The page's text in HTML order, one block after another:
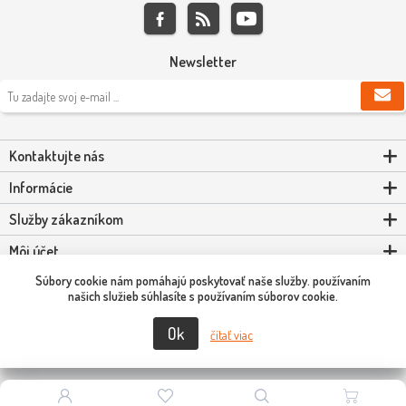
Newsletter
Kontaktujte nás
Informácie
Služby zákazníkom
Môj účet
Powered bynopCommerce
Copyright © 2026 Scooter-Tuning SK. Všetky práva vyhradené.
Súbory cookie nám pomáhajú poskytovať naše služby. používaním
našich služieb súhlasíte s používaním súborov cookie.
Ok čítať viac